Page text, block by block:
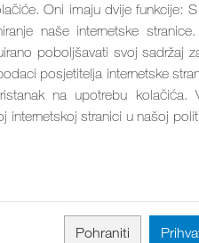
Oni imaju dvije funkcije:
naše internetske
poboljšavati svoj sadržaj
posjetitelja internetske
na upotrebu kolačića.
internetskoj stranici u našoj
Pohraniti